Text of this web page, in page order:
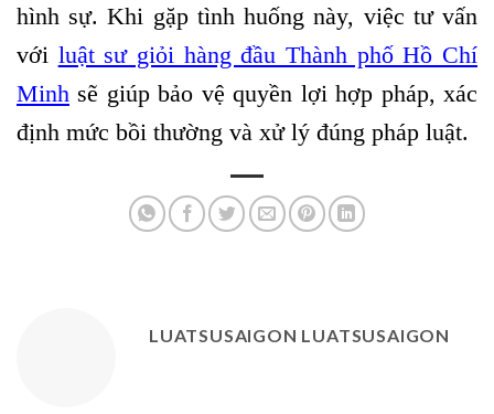
hình sự. Khi gặp tình huống này, việc tư vấn
với luật sư giỏi hàng đầu Thành phố Hồ Chí
Minh sẽ giúp bảo vệ quyền lợi hợp pháp, xác
định mức bồi thường và xử lý đúng pháp luật.
LUATSUSAIGON LUATSUSAIGON